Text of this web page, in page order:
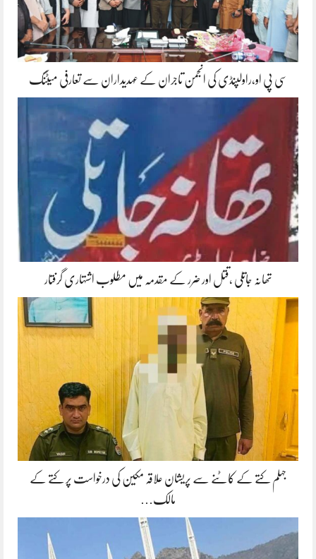
سی پی او،راولپنڈی کی انجمن تاجران کے عہدیداران سے تعارفی میٹنگ
تھانہ جاتلی ،قتل اور ضرر کے مقدمہ میں مطلوب اشتہاری گرفتار
جہلم کتے کے کاٹنے سے پریشان علاقہ مکین کی درخواست پر کتے کے
مالک…